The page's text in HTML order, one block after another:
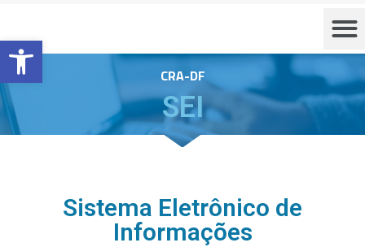
Barra de Ferramentas Aberta
CRA-DF
SEI
Sistema Eletrônico de
Informações